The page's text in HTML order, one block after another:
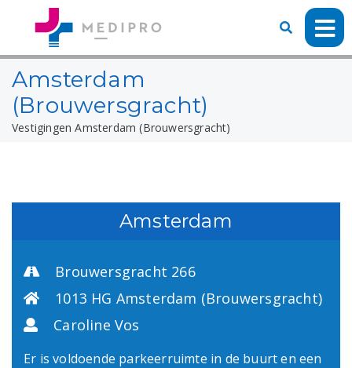
Amsterdam
(Brouwersgracht)
Vestigingen Amsterdam (Brouwersgracht)
Amsterdam
Brouwersgracht 266
1013 HG Amsterdam (Brouwersgracht)
Caroline Vos
Er is voldoende parkeerruimte in de buurt en een